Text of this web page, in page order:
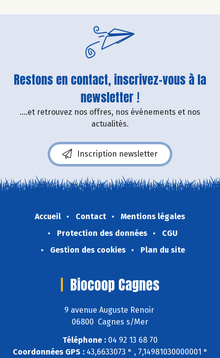
Restons en contact, inscrivez-vous à la
newsletter !
....et retrouvez nos offres, nos événements et nos
actualités.
Inscription newsletter
Accueil Contact
Mentions légales
Protection des données
CGU
Gestion des cookies
Plan du site
Biocoop Cagnes
9 avenue Auguste Renoir
06800 Cagnes s/Mer
Téléphone : 04 92 13 68 70
Coordonnées GPS :43,6633073 ° , 7,14981030000001 °